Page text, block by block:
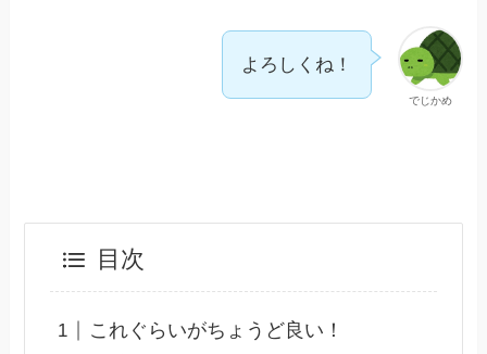
でじかめ
よろしくね！
目次
これぐらいがちょうど良い！